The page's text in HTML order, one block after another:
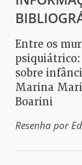
Entre os
sobre
Marina
Boarini
Resenha por